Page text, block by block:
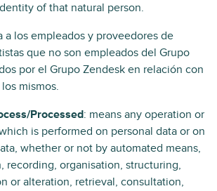
of that natural person.
a los empleados y proveedores de
que no son empleados del Grupo
por el Grupo Zendesk en relación con
mismos.
Processed: means any operation or
is performed on personal data or on
whether or not by automated means,
recording, organisation, structuring,
or alteration, retrieval, consultation,